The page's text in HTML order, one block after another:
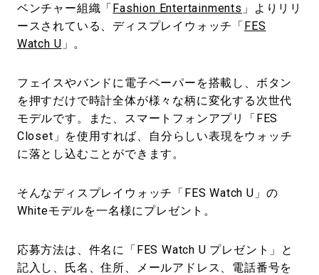
ベンチャー組織「Fashion Entertainments 」よりリリ
ースされている、ディスプレイウォッチ「FES
Watch U 」。
フェイスやバンドに電子ペーパーを搭載し、ボタン
を押すだけで時計全体が様々な柄に変化する次世代
モデルです。また、スマートフォンアプリ「FES
Closet」を使用すれば、自分らしい表現をウォッチ
に落とし込むことができます。
そんなディスプレイウォッチ「FES Watch U」の
Whiteモデルを一名様にプレゼント。
応募方法は、件名に「FES Watch U プレゼント」と
記入し、氏名、住所、メールアドレス、電話番号を